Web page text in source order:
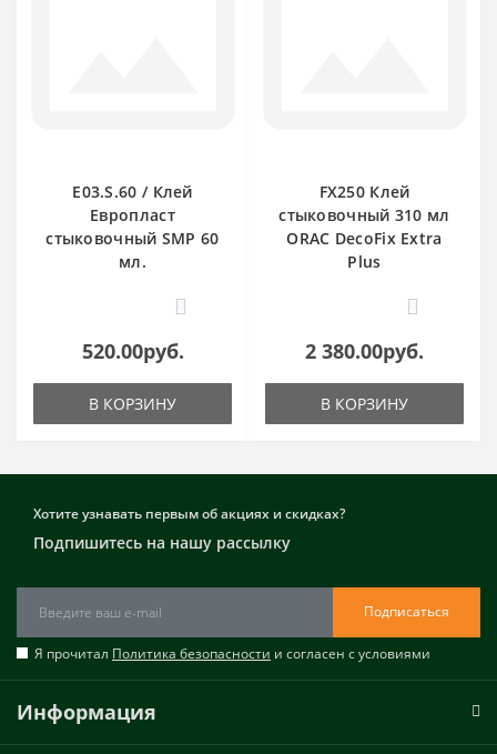
E03.S.60 / Клей
Европласт
стыковочный SMP 60
мл.
0
520.00руб.
В КОРЗИНУ
FX250 Клей
стыковочный 310 мл
ORAC DecoFix Extra
Plus
0
2 380.00руб.
В КОРЗИНУ
Хотите узнавать первым об акциях и скидках?
Подпишитесь на нашу рассылку
Подписаться
Я прочитал Политика безопасности и согласен с условиями
Информация